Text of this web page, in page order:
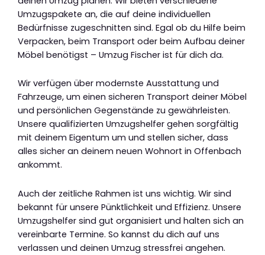
Umzugspakete an, die auf deine individuellen
Bedürfnisse zugeschnitten sind. Egal ob du Hilfe beim
Verpacken, beim Transport oder beim Aufbau deiner
Möbel benötigst – Umzug Fischer ist für dich da.
Wir verfügen über modernste Ausstattung und
Fahrzeuge, um einen sicheren Transport deiner Möbel
und persönlichen Gegenstände zu gewährleisten.
Unsere qualifizierten Umzugshelfer gehen sorgfältig
mit deinem Eigentum um und stellen sicher, dass
alles sicher an deinem neuen Wohnort in Offenbach
ankommt.
Auch der zeitliche Rahmen ist uns wichtig. Wir sind
bekannt für unsere Pünktlichkeit und Effizienz. Unsere
Umzugshelfer sind gut organisiert und halten sich an
vereinbarte Termine. So kannst du dich auf uns
verlassen und deinen Umzug stressfrei angehen.